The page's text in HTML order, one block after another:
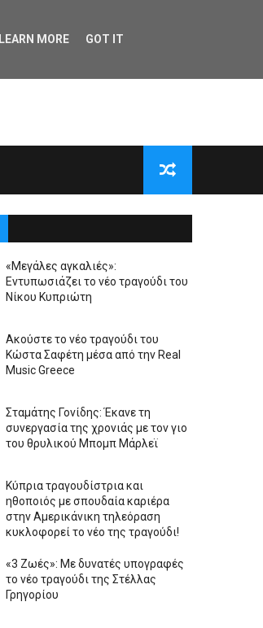
«Μεγάλες αγκαλιές»:
Εντυπωσιάζει το νέο τραγούδι του
Νίκου Κυπριώτη
Ακούστε το νέο τραγούδι του
Κώστα Σαφέτη μέσα από την Real
Music Greece
Σταμάτης Γονίδης: Έκανε τη
συνεργασία της χρονιάς με τον γιο
του θρυλικού Μπομπ Μάρλεϊ
Κύπρια τραγουδίστρια και
ηθοποιός με σπουδαία καριέρα
στην Αμερικάνικη τηλεόραση
κυκλοφορεί το νέο της τραγούδι!
«3 Ζωές»: Με δυνατές υπογραφές
το νέο τραγούδι της Στέλλας
Γρηγορίου
LEARN MORE GOT IT